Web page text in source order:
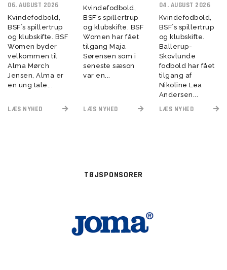
06. AUGUST 2026
Kvindefodbold,
BSF´s spillertrup
og klubskifte. BSF
Women byder
velkommen til
Alma Mørch
Jensen, Alma er
en ung tale...
LÆS NYHED
Kvindefodbold,
BSF´s spillertrup
og klubskifte. BSF
Women har fået
tilgang Maja
Sørensen som i
seneste sæson
var en...
LÆS NYHED
04. AUGUST 2026
Kvindefodbold,
BSF´s spillertrup
og klubskifte.
Ballerup-
Skovlunde
fodbold har fået
tilgang af
Nikoline Lea
Andersen...
LÆS NYHED
TØJSPONSORER